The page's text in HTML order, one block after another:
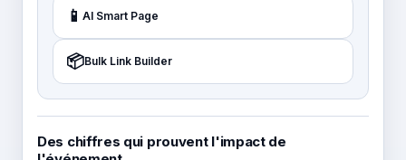
📱 AI Smart Page
📦Bulk Link Builder
Des chiffres qui prouvent l'impact de